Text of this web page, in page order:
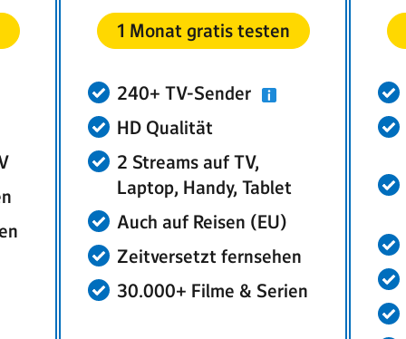
1 Monat gratis testen
240+ TV-Sender
HD Qualität
2 Streams auf TV,
Laptop, Handy, Tablet
Auch auf Reisen (EU)
Zeitversetzt fernsehen
30.000+ Filme & Serien